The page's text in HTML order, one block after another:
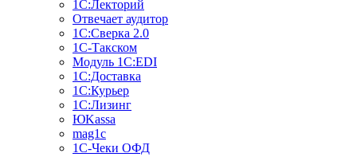
1С:Лекторий
Отвечает аудитор
1С:Сверка 2.0
1С-Такском
Модуль 1C:EDI
1С:Доставка
1С:Курьер
1С:Лизинг
ЮKassa
mag1c
1С-Чеки ОФД